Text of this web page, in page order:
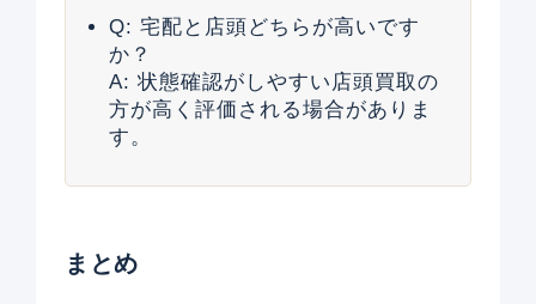
Q: 宅配と店頭どちらが高いです
か？
A: 状態確認がしやすい店頭買取の
方が高く評価される場合がありま
す。
まとめ